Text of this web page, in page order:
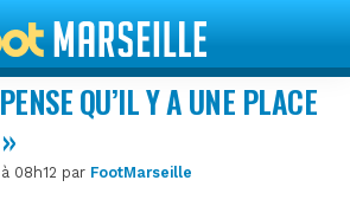
QU’IL Y A UNE PLACE
08h12 par FootMarseille